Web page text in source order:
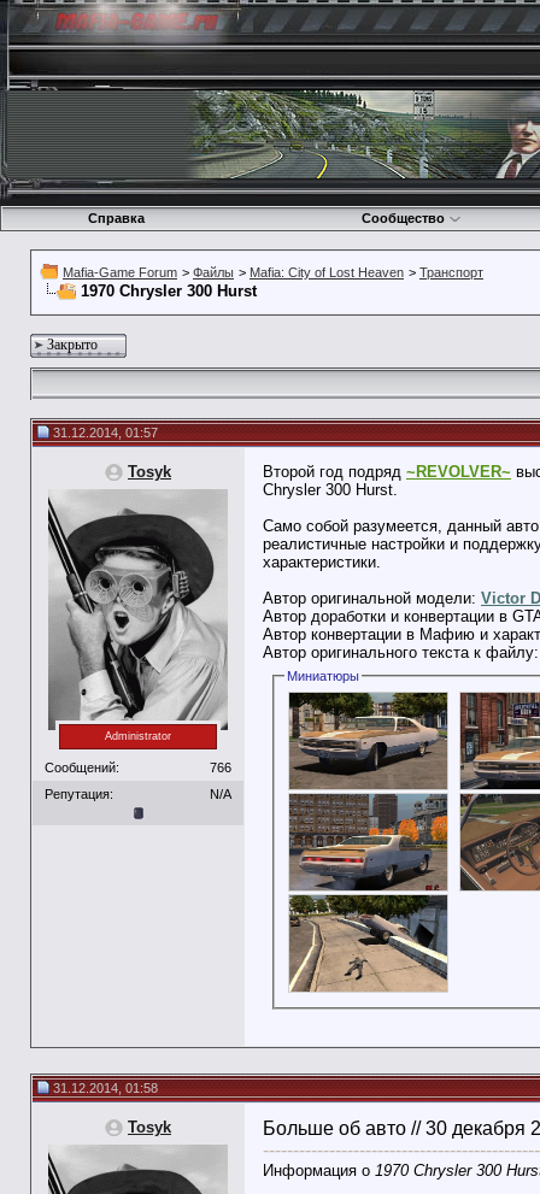
Справка Сообщество
Mafia-Game Forum > Файлы > Mafia: City of Lost Heaven > Транспорт
1970 Chrysler 300 Hurst
Закрыто
31.12.2014, 01:57
Tosyk
Administrator
Сообщений:
766
Репутация:
N/A
Второй год подряд ~REVOLVER~
Chrysler 300 Hurst.
Само собой разумеется, данный
реалистичные настройки и
характеристики.
Автор оригинальной модели: Victor
Автор доработки и конвертации в
Автор конвертации в Мафию и
Автор оригинального текста к
Миниатюры
31.12.2014, 01:58
Tosyk
Больше об авто // 30 декабря
Информация о 1970 Chrysler 300